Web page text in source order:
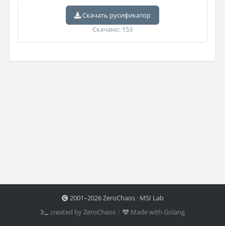
Скачать русификатор
Скачано: 153
2001–2026 ZeroChaos · MSI Lab
created by ZeroChaos ⦙
Made with Golang